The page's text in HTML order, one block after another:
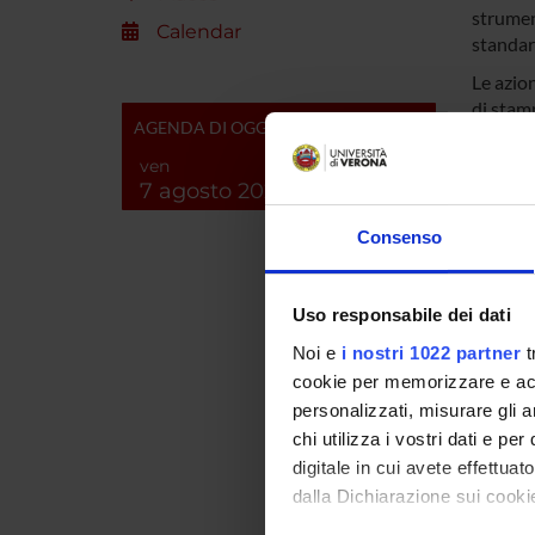
Consenso
Uso responsabile dei dati
Noi e i nostri 1022 partner
cookie per memorizzare e
personalizzati, misurare gli
chi utilizza i vostri dati e per
digitale in cui avete
dalla Dichiarazione sui
Calendar
AGENDA DI OGGI
ven
7 agosto 2026
Le
di
tale
prima
post-
quelle
Fondo